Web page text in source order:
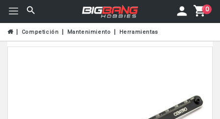
0
Competición Mantenimiento Herramientas